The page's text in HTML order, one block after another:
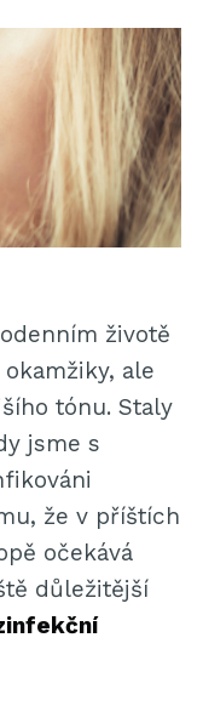
životě
ale
tónu. Staly
jsme s
že v příštích
očekává
důležitější